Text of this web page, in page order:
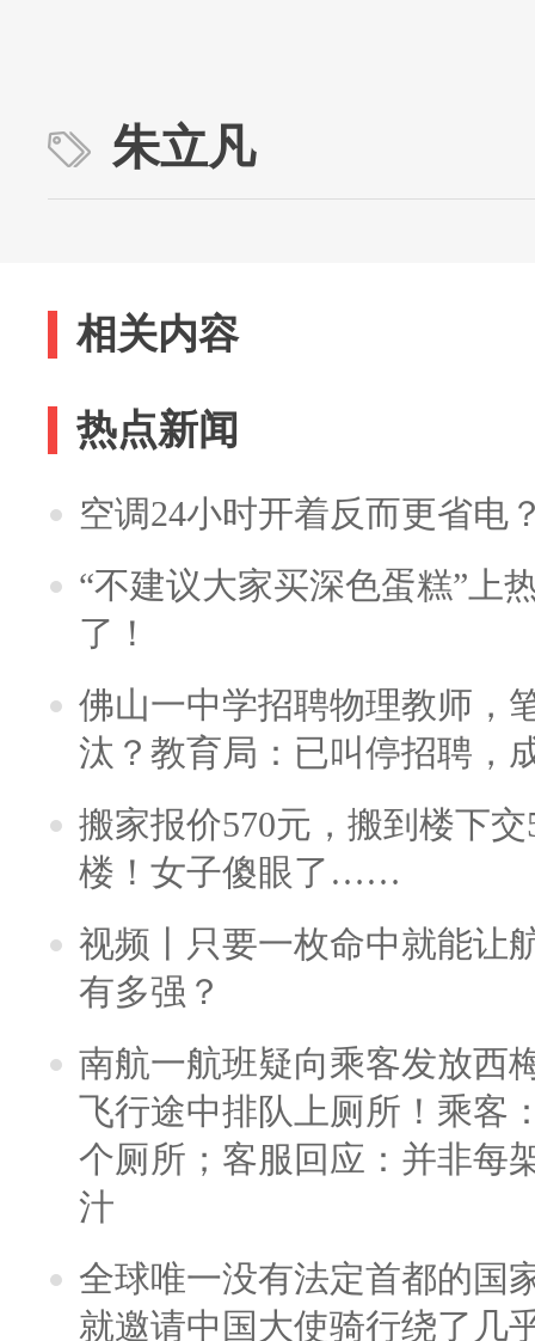
朱立凡
相关内容
热点新闻
空调24小时开着反而更省电
“不建议大家买深色蛋糕”上
了！
佛山一中学招聘物理教师，
汰？教育局：已叫停招聘，
搬家报价570元，搬到楼下
楼！女子傻眼了……
视频丨只要一枚命中就能让
有多强？
南航一航班疑向乘客发放西
飞行途中排队上厕所！乘客
个厕所；客服回应：并非每
汁
全球唯一没有法定首都的国
就邀请中国大使骑行绕了几